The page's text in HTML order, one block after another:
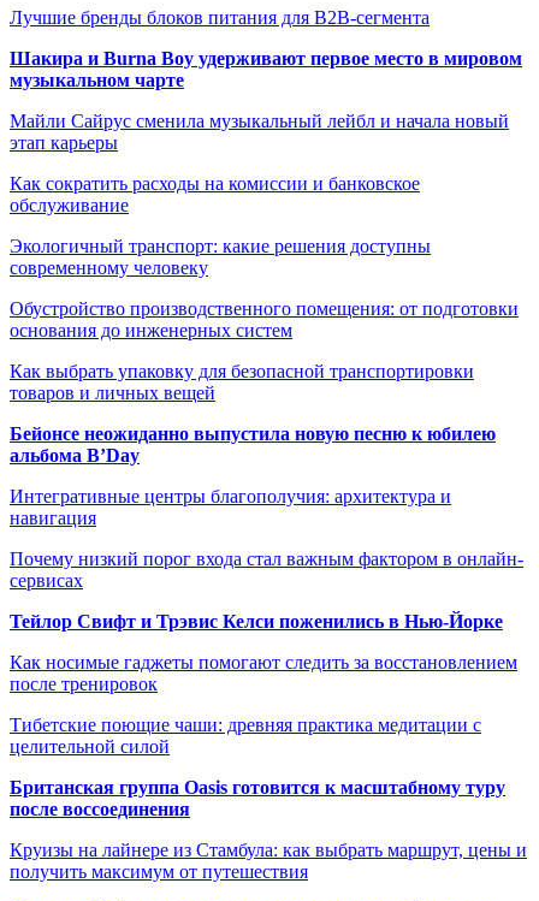
Лучшие бренды блоков питания для B2B-сегмента
Шакира и Burna Boy удерживают первое место в мировом
музыкальном чарте
Майли Сайрус сменила музыкальный лейбл и начала новый
этап карьеры
Как сократить расходы на комиссии и банковское
обслуживание
Экологичный транспорт: какие решения доступны
современному человеку
Обустройство производственного помещения: от подготовки
основания до инженерных систем
Как выбрать упаковку для безопасной транспортировки
товаров и личных вещей
Бейонсе неожиданно выпустила новую песню к юбилею
альбома B’Day
Интегративные центры благополучия: архитектура и
навигация
Почему низкий порог входа стал важным фактором в онлайн-
сервисах
Тейлор Свифт и Трэвис Келси поженились в Нью-Йорке
Как носимые гаджеты помогают следить за восстановлением
после тренировок
Тибетские поющие чаши: древняя практика медитации с
целительной силой
Британская группа Oasis готовится к масштабному туру
после воссоединения
Круизы на лайнере из Стамбула: как выбрать маршрут, цены и
получить максимум от путешествия